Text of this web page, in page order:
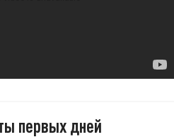
первых дней